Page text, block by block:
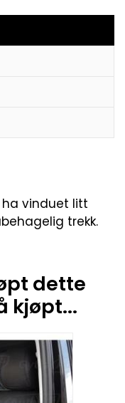
vinduet litt
trekk.
dette
kjøpt...